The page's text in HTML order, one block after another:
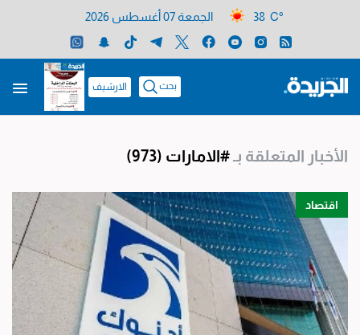
38 C° الجمعة 07 أغسطس 2026
بحث الارشيف
الأخبار المتعلقة بـ#الامارات (973)
اقتصاد